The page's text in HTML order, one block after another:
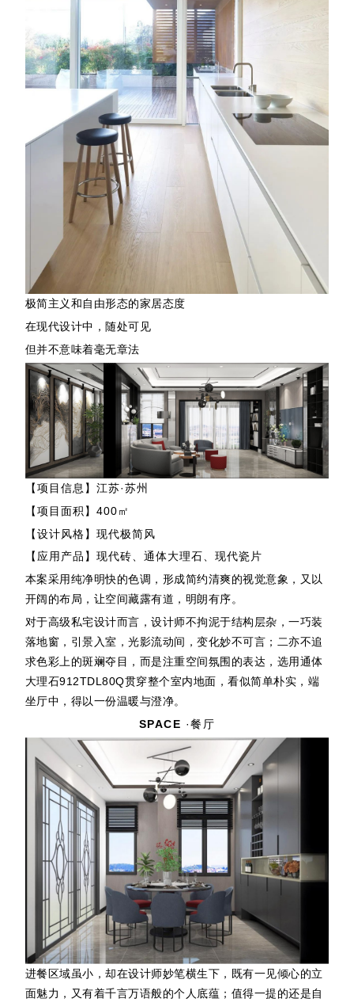
极简主义和自由形态的家居态度
在现代设计中，随处可见
但并不意味着毫无章法
【项目信息】江苏·苏州
【项目面积】400㎡
【设计风格】现代极简风
【应用产品】现代砖、通体大理石、现代瓷片
本案采用纯净明快的色调，形成简约清爽的视觉意象，又以
开阔的布局，让空间藏露有道，明朗有序。
对于高级私宅设计而言，设计师不拘泥于结构层杂，一巧装
落地窗，引景入室，光影流动间，变化妙不可言；二亦不追
求色彩上的斑斓夺目，而是注重空间氛围的表达，选用通体
大理石912TDL80Q贯穿整个室内地面，看似简单朴实，端
坐厅中，得以一份温暖与澄净。
SPACE ·餐厅
进餐区域虽小，却在设计师妙笔横生下，既有一见倾心的立
面魅力，又有着千言万语般的个人底蕴；值得一提的还是自